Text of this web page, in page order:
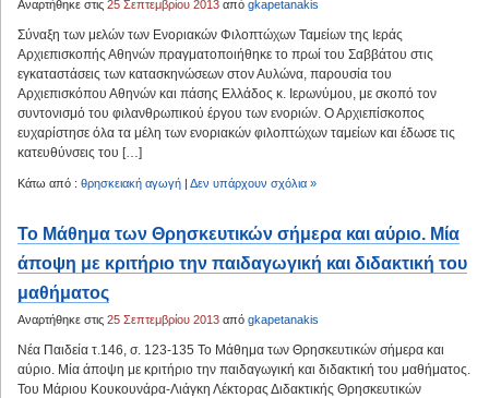
Αναρτήθηκε στις 25 Σεπτεμβρίου 2013 από gkapetanakis
Σύναξη των μελών των Ενοριακών Φιλοπτώχων Ταμείων της Ιεράς
Αρχιεπισκοπής Αθηνών πραγματοποιήθηκε το πρωί του Σαββάτου στις
εγκαταστάσεις των κατασκηνώσεων στον Αυλώνα, παρουσία του
Αρχιεπισκόπου Αθηνών και πάσης Ελλάδος κ. Ιερωνύμου, με σκοπό τον
συντονισμό του φιλανθρωπικού έργου των ενοριών. Ο Αρχιεπίσκοπος
ευχαρίστησε όλα τα μέλη των ενοριακών φιλοπτώχων ταμείων και έδωσε τις
κατευθύνσεις του […]
Κάτω από : θρησκειακή αγωγή | Δεν υπάρχουν σχόλια »
Το Μάθημα των Θρησκευτικών σήμερα και αύριο. Μία
άποψη με κριτήριο την παιδαγωγική και διδακτική του
μαθήματος
Αναρτήθηκε στις 25 Σεπτεμβρίου 2013 από gkapetanakis
Νέα Παιδεία τ.146, σ. 123-135 Το Μάθημα των Θρησκευτικών σήμερα και
αύριο. Μία άποψη με κριτήριο την παιδαγωγική και διδακτική του μαθήματος.
Του Μάριου Κουκουνάρα-Λιάγκη Λέκτορας Διδακτικής Θρησκευτικών